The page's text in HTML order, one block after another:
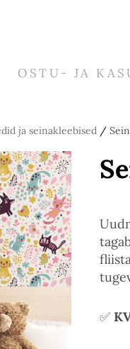
OSTU- JA
ja seinakleebised /
✅